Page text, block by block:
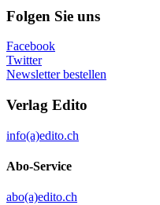
Folgen Sie uns
Facebook
Twitter
Newsletter bestellen
Verlag Edito
info(a)edito.ch
Abo-Service
abo(a)edito.ch